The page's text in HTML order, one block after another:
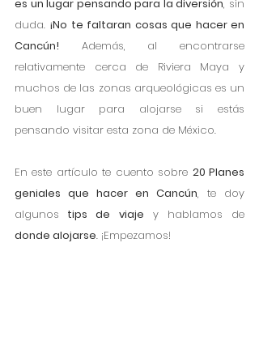
es un lugar pensando para la diversión, sin
duda. ¡No te faltaran cosas que hacer en
Cancún! Además, al encontrarse
relativamente cerca de Riviera Maya y
muchos de las zonas arqueológicas es un
buen lugar para alojarse si estás
pensando visitar esta zona de México.
En este artículo te cuento sobre 20 Planes
geniales que hacer en Cancún, te doy
algunos tips de viaje
donde alojarse. ¡Empezamos!